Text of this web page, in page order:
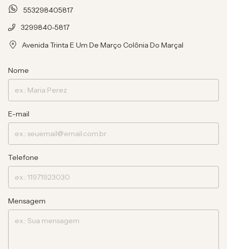
553298405817
3299840-5817
Avenida Trinta E Um De Março Colônia Do Marçal
Nome
E-mail
Telefone
Mensagem